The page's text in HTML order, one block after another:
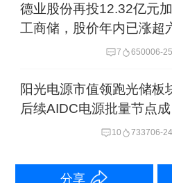
175.7GWh，同比增
东吴证券研报也显示
求”，头部企业订单普
2027年第二季度，产
全球范围内，储能需
德业股份再投12.32亿元
工商储，股价年内已涨超
7 650006-
阳光电源市值领跑光储板
后续AIDC电源批量节点成
10 733706-
分享